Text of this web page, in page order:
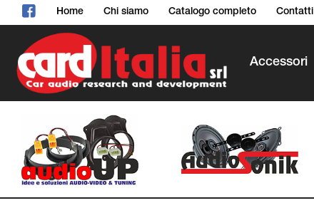
Home Chi siamo Catalogo completo Contatti
Accessori